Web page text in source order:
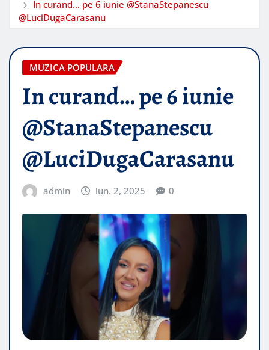
In curand… pe 6 iunie @StanaStepanescu
@LuciDugaCarasanu
MUZICA POPULARA
In curand… pe 6 iunie
@StanaStepanescu
@LuciDugaCarasanu
admin iun. 2, 2025 0